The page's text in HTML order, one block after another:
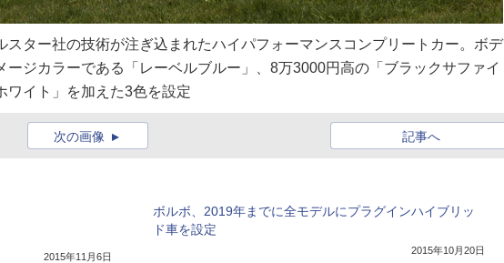
スター社の技術が注ぎ込まれたハイパフォーマンスコンプリートカー。ボデ
ージカラーである「レーベルブルー」、8万3000円高の「ブラックサファイ
ワイト」を加えた3色を設定
記事へ
次の画像
2015年11月6日
ボルボ、2019年までに全モデルにプラグインハイブリッ
ド車を設定
2015年10月20日